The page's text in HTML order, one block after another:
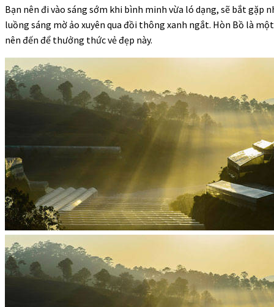
Bạn nên đi vào sáng sớm khi bình minh vừa ló dạng, sẽ bắt gặp
luồng sáng mờ ảo xuyên qua đồi thông xanh ngắt. Hòn Bồ là
nên đến để thưởng thức vẻ đẹp này.